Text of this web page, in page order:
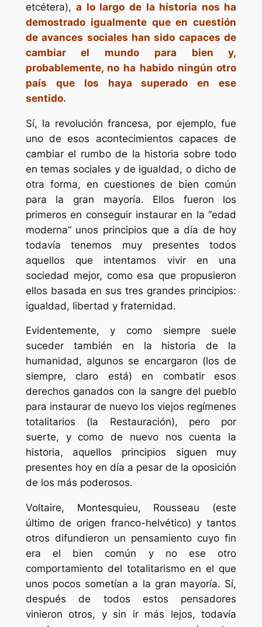
etcétera),a lo largo de la historia nos ha
demostrado igualmente que en cuestión
de avances sociales han sido capaces de
cambiar el mundo para bien y,
probablemente, no ha habido ningún otro
país que los haya superado en ese
sentido.
Sí, la revolución francesa, por ejemplo, fue
uno de esos acontecimientos capaces de
cambiar el rumbo de la historia sobre todo
en temas sociales y de igualdad, o dicho de
otra forma, en cuestiones de bien común
para la gran mayoría. Ellos fueron los
primeros en conseguir instaurar en la “edad
moderna” unos principios que a día de hoy
todavía tenemos muy presentes todos
aquellos que intentamos vivir en una
sociedad mejor, como esa que propusieron
ellos basada en sus tres grandes principios:
igualdad, libertad y fraternidad.
Evidentemente, y como siempre suele
suceder también en la historia de la
humanidad, algunos se encargaron (los de
siempre, claro está) en combatir esos
derechos ganados con la sangre del pueblo
para instaurar de nuevo los viejos regímenes
totalitarios (la Restauración), pero por
suerte, y como de nuevo nos cuenta la
historia, aquellos principios siguen muy
presentes hoy en día a pesar de la oposición
de los más poderosos.
Voltaire, Montesquieu, Rousseau (este
último de origen franco-helvético) y tantos
otros difundieron un pensamiento cuyo fin
era el bien común y no ese otro
comportamiento del totalitarismo en el que
unos pocos sometían a la gran mayoría. Sí,
después de todos estos pensadores
vinieron otros, y sin ir más lejos, todavía